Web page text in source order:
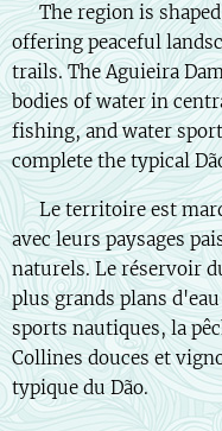
🇬🇧 The region is
offering peaceful
trails. The Aguieira
bodies of water in
fishing, and water
complete the typical
🇫🇷 Le territoire est
avec leurs paysages
naturels. Le réservoir
plus grands plans
sports nautiques, la
Collines douces et
typique du Dão.